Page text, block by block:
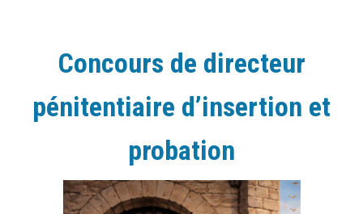
Concours de directeur
pénitentiaire d’insertion et
probation